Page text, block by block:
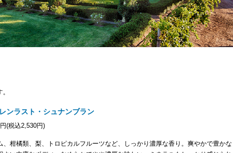
ンラスト・シュナンブラン
(税込2,530円)
、柑橘類、梨、トロピカルフルーツなど、しっかり濃厚な香り。爽やかで豊かな